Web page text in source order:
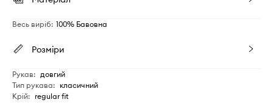
Весь виріб: 100% Бавовна
Розміри
Рукав: довгий
Тип рукава: класичний
Крій: regular fit